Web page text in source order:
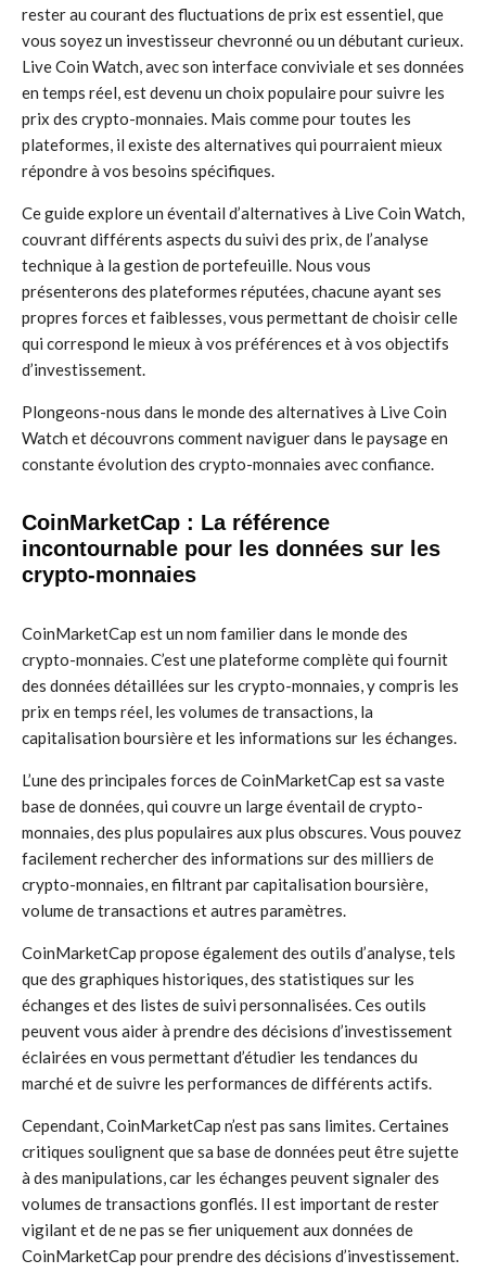
rester au courant des fluctuations de prix est essentiel, que
vous soyez un investisseur chevronné ou un débutant curieux.
Live Coin Watch, avec son interface conviviale et ses données
en temps réel, est devenu un choix populaire pour suivre les
prix des crypto-monnaies. Mais comme pour toutes les
plateformes, il existe des alternatives qui pourraient mieux
répondre à vos besoins spécifiques.
Ce guide explore un éventail d’alternatives à Live Coin Watch,
couvrant différents aspects du suivi des prix, de l’analyse
technique à la gestion de portefeuille. Nous vous
présenterons des plateformes réputées, chacune ayant ses
propres forces et faiblesses, vous permettant de choisir celle
qui correspond le mieux à vos préférences et à vos objectifs
d’investissement.
Plongeons-nous dans le monde des alternatives à Live Coin
Watch et découvrons comment naviguer dans le paysage en
constante évolution des crypto-monnaies avec confiance.
CoinMarketCap : La référence
incontournable pour les données sur les
crypto-monnaies
CoinMarketCap est un nom familier dans le monde des
crypto-monnaies. C’est une plateforme complète qui fournit
des données détaillées sur les crypto-monnaies, y compris les
prix en temps réel, les volumes de transactions, la
capitalisation boursière et les informations sur les échanges.
L’une des principales forces de CoinMarketCap est sa vaste
base de données, qui couvre un large éventail de crypto-
monnaies, des plus populaires aux plus obscures. Vous pouvez
facilement rechercher des informations sur des milliers de
crypto-monnaies, en filtrant par capitalisation boursière,
volume de transactions et autres paramètres.
CoinMarketCap propose également des outils d’analyse, tels
que des graphiques historiques, des statistiques sur les
échanges et des listes de suivi personnalisées. Ces outils
peuvent vous aider à prendre des décisions d’investissement
éclairées en vous permettant d’étudier les tendances du
marché et de suivre les performances de différents actifs.
Cependant, CoinMarketCap n’est pas sans limites. Certaines
critiques soulignent que sa base de données peut être sujette
à des manipulations, car les échanges peuvent signaler des
volumes de transactions gonflés. Il est important de rester
vigilant et de ne pas se fier uniquement aux données de
CoinMarketCap pour prendre des décisions d’investissement.